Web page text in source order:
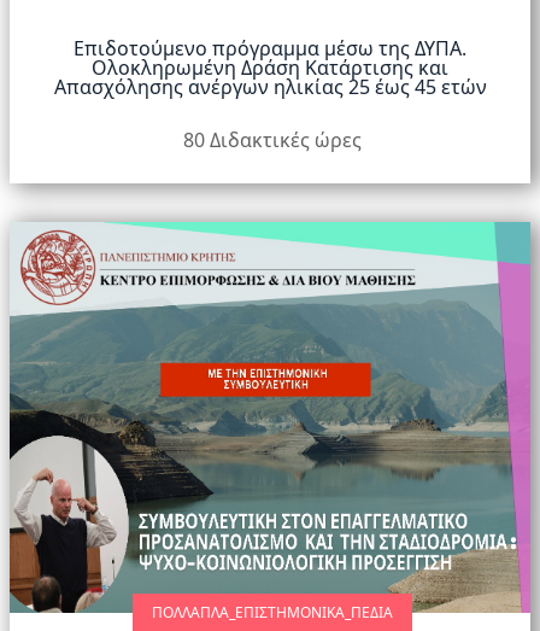
Επιδοτούμενο πρόγραμμα μέσω της ΔΥΠΑ.
Ολοκληρωμένη Δράση Κατάρτισης και
Απασχόλησης ανέργων ηλικίας 25 έως 45 ετών
80 Διδακτικές ώρες
ΠΟΛΛΑΠΛΆ_ΕΠΙΣΤΗΜΟΝΙΚΆ_ΠΕΔΊΑ